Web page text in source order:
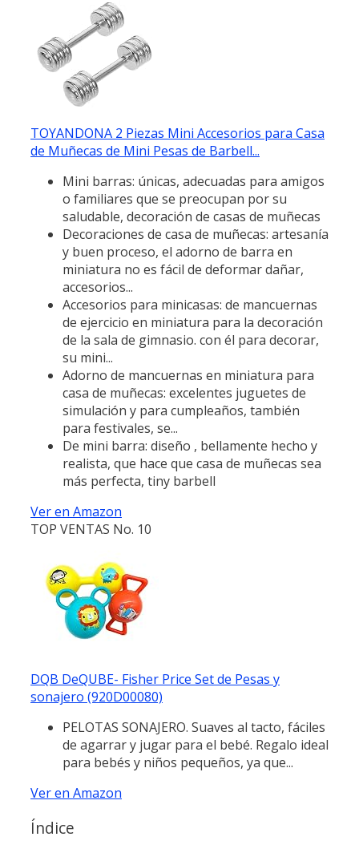
TOYANDONA 2 Piezas Mini Accesorios para Casa
de Muñecas de Mini Pesas de Barbell...
Mini barras: únicas, adecuadas para amigos
o familiares que se preocupan por su
saludable, decoración de casas de muñecas
Decoraciones de casa de muñecas: artesanía
y buen proceso, el adorno de barra en
miniatura no es fácil de deformar dañar,
accesorios...
Accesorios para minicasas: de mancuernas
de ejercicio en miniatura para la decoración
de la sala de gimnasio. con él para decorar,
su mini...
Adorno de mancuernas en miniatura para
casa de muñecas: excelentes juguetes de
simulación y para cumpleaños, también
para festivales, se...
De mini barra: diseño , bellamente hecho y
realista, que hace que casa de muñecas sea
más perfecta, tiny barbell
Ver en Amazon
TOP VENTAS No. 10
DQB DeQUBE- Fisher Price Set de Pesas y
sonajero (920D00080)
PELOTAS SONAJERO. Suaves al tacto, fáciles
de agarrar y jugar para el bebé. Regalo ideal
para bebés y niños pequeños, ya que...
Ver en Amazon
Índice